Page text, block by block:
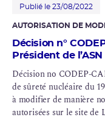
Publié le 23/08/2022
AUTORISATION DE
Décision n°
Président de
Décision no CODEP-
de sûreté nucléaire du
à modifier de manière
autorisées sur le site de